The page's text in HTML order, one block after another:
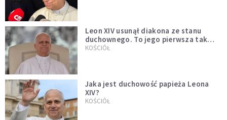
Leon XIV usunął diakona ze stanu
duchownego. To jego pierwsza tak
bezprecedensowa decyzja
KOŚCIÓŁ
Jaka jest duchowość papieża Leona
XIV?
KOŚCIÓŁ